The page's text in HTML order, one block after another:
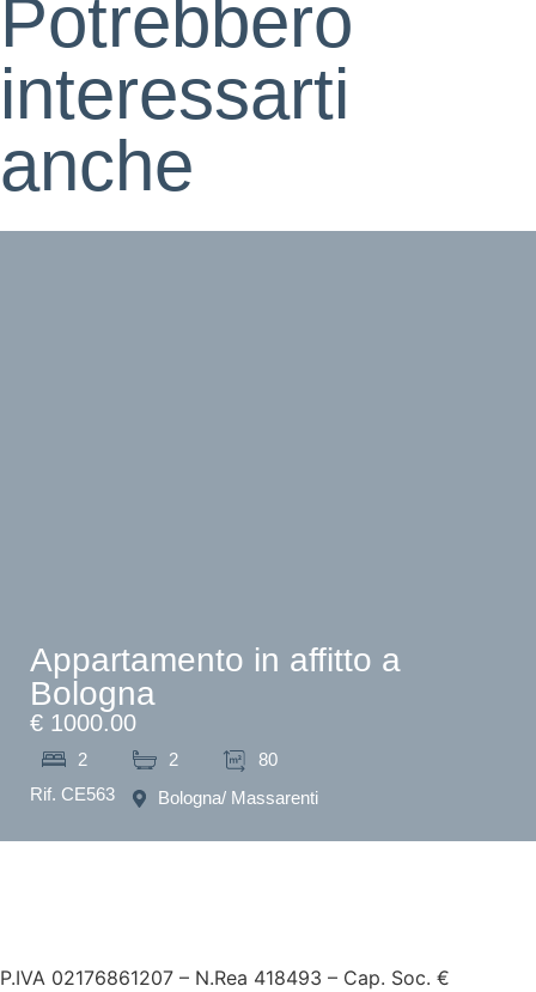
Potrebbero
interessarti
anche
Appartamento in affitto a
Bologna
€ 1000.00
2 2
80
Rif. CE563
Bologna/ Massarenti
P.IVA 02176861207 – N.Rea 418493 – Cap. Soc. €